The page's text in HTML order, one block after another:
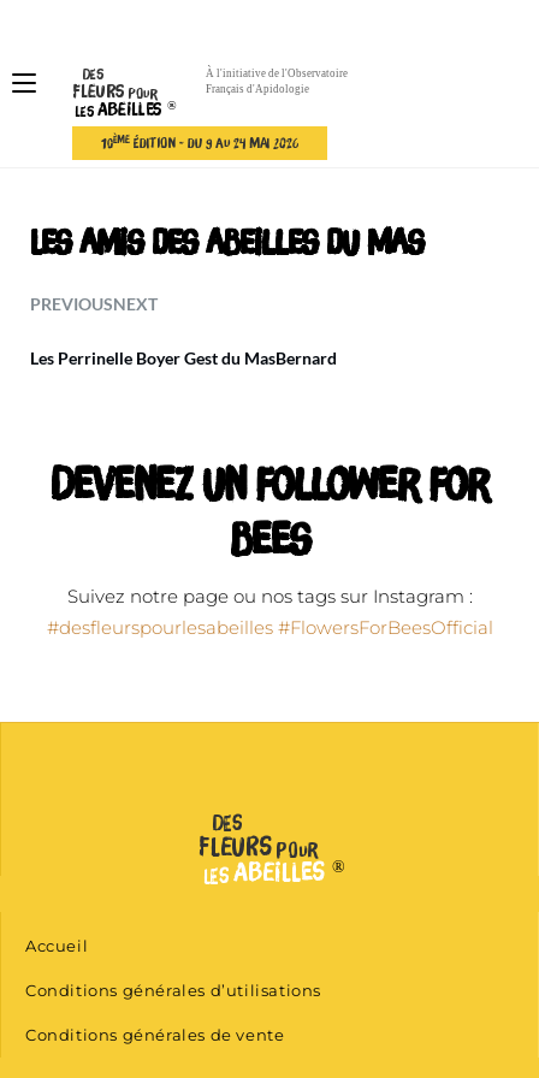
content
Des
Fleurs Pour
Les Abeilles ®
10ÈME ÉDITION - DU 9 AU 24 MAI 2026
À l'initiative de l'Observatoire
Français d'Apidologie
Les amis des abeilles du Mas
PREVIOUSNEXT
Les Perrinelle Boyer Gest du MasBernard
Devenez un follower for
bees
Suivez notre page ou nos tags sur Instagram :
#desfleurspourlesabeilles #FlowersForBeesOfficial
Des
Fleurs Pour
Les Abeilles ®
Accueil
Conditions générales d’utilisations
Conditions générales de vente